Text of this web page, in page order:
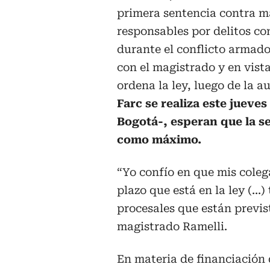
primera sentencia contra
responsables por delitos
durante el conflicto
con el magistrado y en
ordena la ley, luego de la
Farc se realiza este
Bogotá-, esperan que la
como máximo.
“Yo confío en que mis
plazo que está en la ley
procesales que están
magistrado Ramelli.
En materia de financiación